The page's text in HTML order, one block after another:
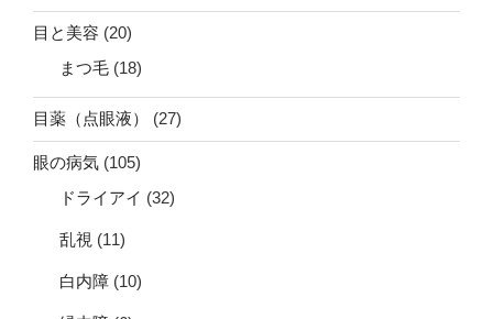
目と美容 (20)
まつ毛 (18)
目薬（点眼液） (27)
眼の病気 (105)
ドライアイ (32)
乱視 (11)
白内障 (10)